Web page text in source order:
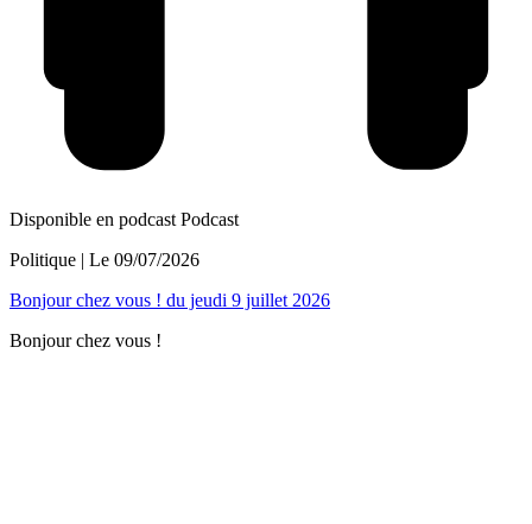
Disponible en podcast Podcast
Politique | Le 09/07/2026
Bonjour chez vous ! du jeudi 9 juillet 2026
Bonjour chez vous !